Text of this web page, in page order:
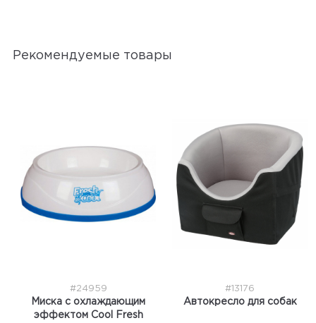
Рекомендуемые товары
#24959
Миска с охлаждающим
эффектом Cool Fresh
#13176
Автокресло для собак